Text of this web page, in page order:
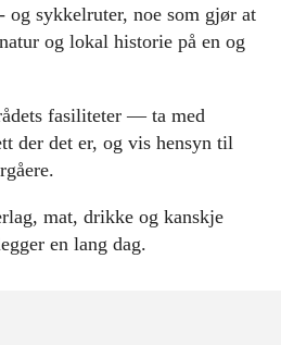
sykkelruter, noe som gjør at
og lokal historie på en og
fasiliteter — ta med
der det er, og vis hensyn til
mat, drikke og kanskje
en lang dag.